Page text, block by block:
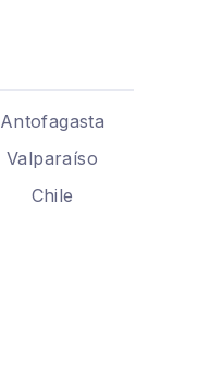
Antofagasta
Valparaíso
Chile